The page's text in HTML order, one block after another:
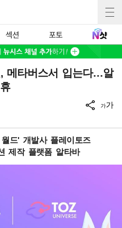
섹션 포토
메타버스서 입는다…알
가가
드' 개발사 플레이토즈
제작 플랫폼 알타바